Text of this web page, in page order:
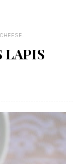
LAPIS